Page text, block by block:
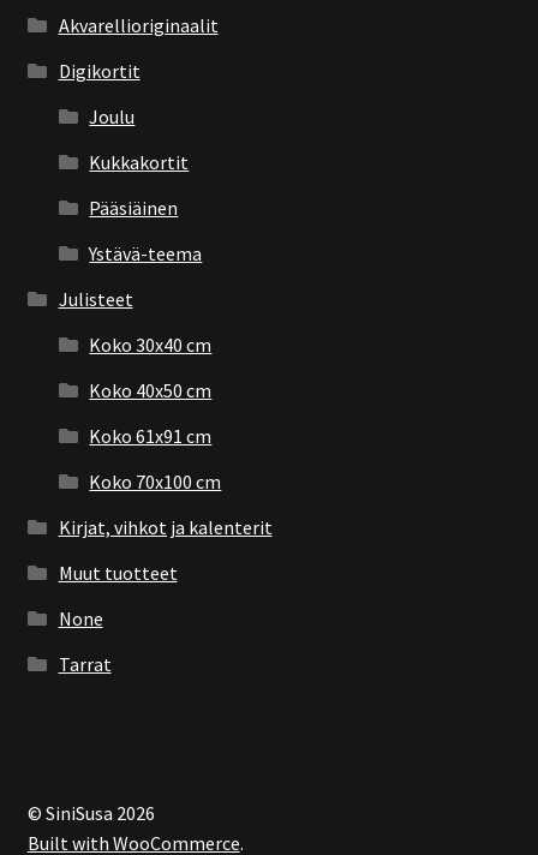
Akvarellioriginaalit
Digikortit
Joulu
Kukkakortit
Pääsiäinen
Ystävä-teema
Julisteet
Koko 30x40 cm
Koko 40x50 cm
Koko 61x91 cm
Koko 70x100 cm
Kirjat, vihkot ja kalenterit
Muut tuotteet
None
Tarrat
© SiniSusa 2026
Built with WooCommerce.